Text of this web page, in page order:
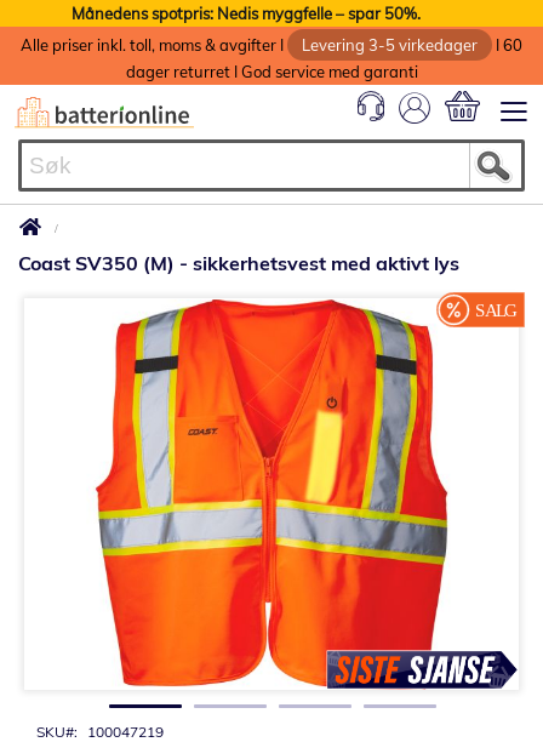
Månedens spotpris: Nedis myggfelle – spar 50%.
Alle priser inkl. toll, moms & avgifter I
Levering 3-5 virkedager
I 60
dager returret I God service med garanti
Coast SV350 (M) - sikkerhetsvest med aktivt lys
SKU 100047219